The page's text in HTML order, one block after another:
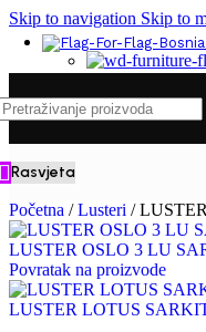
Skip to navigation Skip to
Rasvjeta
Početna / Lusteri /
LUSTER OSLO 3 LU
Povratak na proizvode
LUSTER LOTUS